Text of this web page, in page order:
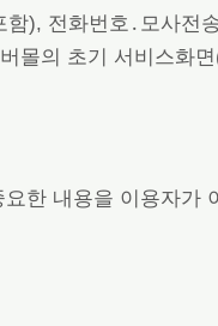
), 전화번호․모사전
몰의 초기 서비스화
한 내용을 이용자가